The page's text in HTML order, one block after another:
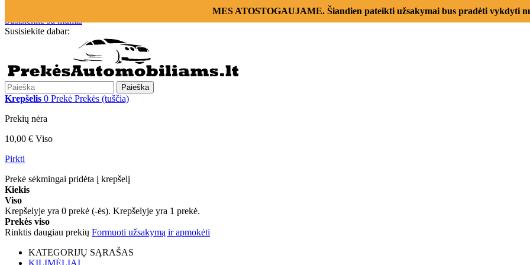
MES ATOSTOGAUJAME. Šiandien pateikti užsakymai bus pradėti vykdyti
Susisiekite su mumis
Susisiekite dabar:
Paieška
Krepšelis 0 Prekė Prekės (tuščia)
Prekių nėra
10,00 € Viso
Pirkti
Prekė sėkmingai pridėta į krepšelį
Kiekis
Viso
Krepšelyje yra 0 prekė (-ės). Krepšelyje yra 1 prekė.
Prekės viso
Rinktis daugiau prekių Formuoti užsakymą ir apmokėti
KATEGORIJŲ SĄRAŠAS
KILIMĖLIAI